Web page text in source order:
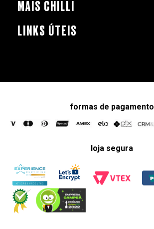
MAIS CHILLI
LINKS ÚTEIS
formas de pagamento
loja segura